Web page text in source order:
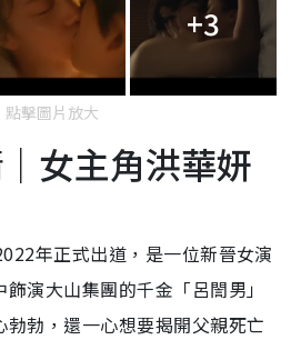
+3
點擊圖片放大
女主角洪華妍
年正式出道，是一位新晉女演
演大山集團的千金「呂誾男」
勃，還一心想要揭開父親死亡